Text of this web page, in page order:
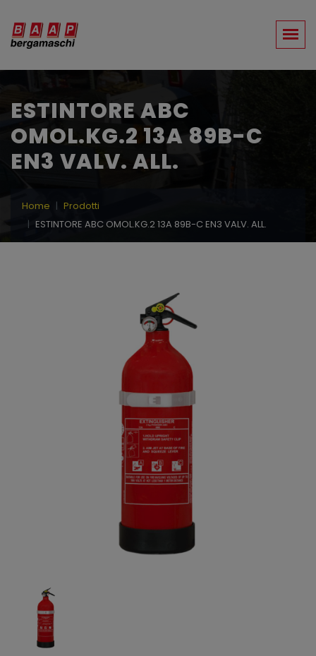
ESTINTORE ABC
OMOL.KG.2 13A 89B-C
EN3 VALV. ALL.
Home
Prodotti
ESTINTORE ABC OMOL.KG.2 13A 89B-C EN3 VALV. ALL.